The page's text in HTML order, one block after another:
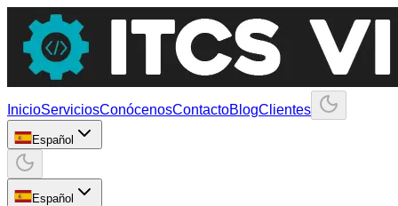
InicioServiciosConócenosContactoBlogClientes
Español
Español